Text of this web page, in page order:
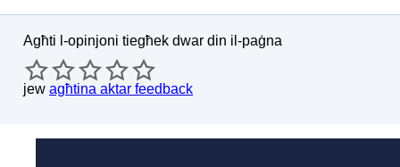
Agħti l-opinjoni tiegħek dwar din il-paġna
jew agħtina aktar feedback